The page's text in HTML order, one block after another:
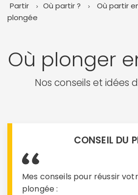
Partir Où partir ? Où partir
plongée
Où plonger
Nos conseils et idées
CONSEIL DU
Mes conseils pour réussir
plongée :
☀️ Où partir par mois
Novembre
Décembre